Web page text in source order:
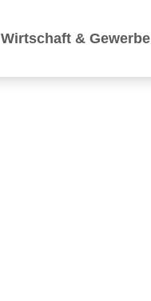
Wirtschaft & Gewerbe